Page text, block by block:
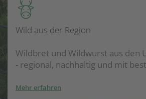
Wild aus der Region
Wildbret und Wildwurst aus den
- regional, nachhaltig und mit
Mehr erfahren